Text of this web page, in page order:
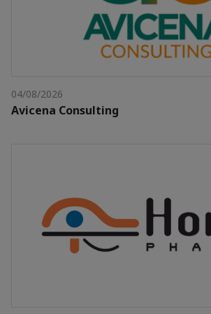
04/08/2026
Avicena Consulting